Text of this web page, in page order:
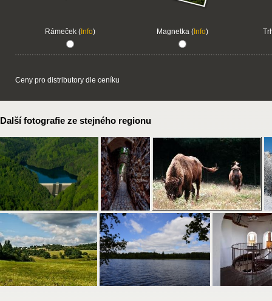
Rámeček (Info) Magnetka (Info)
Ceny pro distributory dle ceníku
Další fotografie ze stejného regionu